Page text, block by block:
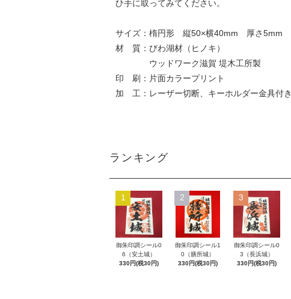
ひ手に取ってみてください。
サイズ：楕円形 縦50×横40mm 厚さ5mm
材 質：びわ湖材（ヒノキ）
ウッドワーク滋賀 堤木工所製
印 刷：片面カラープリント
加 工：レーザー切断、キーホルダー金具付き
ランキング
1
御朱印調シール0
6（安土城）
330円(税30円)
2
御朱印調シール1
0（膳所城）
330円(税30円)
3
御朱印調シール0
3（長浜城）
330円(税30円)